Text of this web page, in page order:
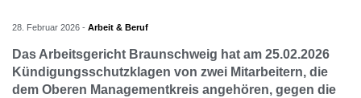
28. Februar 2026 - Arbeit & Beruf
Das Arbeitsgericht Braunschweig hat am 25.02.2026
Kündigungsschutzklagen von zwei Mitarbeitern, die
dem Oberen Managementkreis angehören, gegen die